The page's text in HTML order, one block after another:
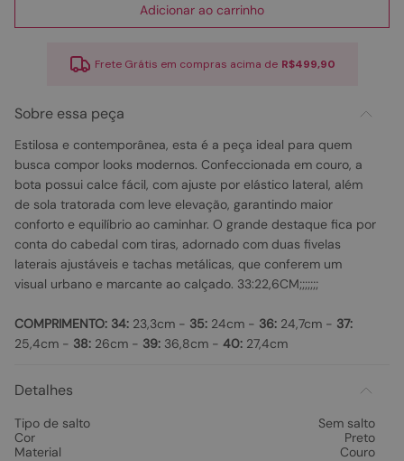
Adicionar ao carrinho
Frete Grátis em compras acima de R$499,90
Sobre essa peça
Estilosa e contemporânea, esta é a peça ideal para quem
busca compor looks modernos. Confeccionada em couro, a
bota possui calce fácil, com ajuste por elástico lateral, além
de sola tratorada com leve elevação, garantindo maior
conforto e equilíbrio ao caminhar. O grande destaque fica por
conta do cabedal com tiras, adornado com duas fivelas
laterais ajustáveis e tachas metálicas, que conferem um
visual urbano e marcante ao calçado. 33:22,6CM;;;;;;;
COMPRIMENTO: 34: 23,3cm - 35: 24cm - 36: 24,7cm - 37:
25,4cm - 38: 26cm - 39: 36,8cm - 40: 27,4cm
Detalhes
Tipo de salto
Sem salto
Cor
Preto
Material
Couro